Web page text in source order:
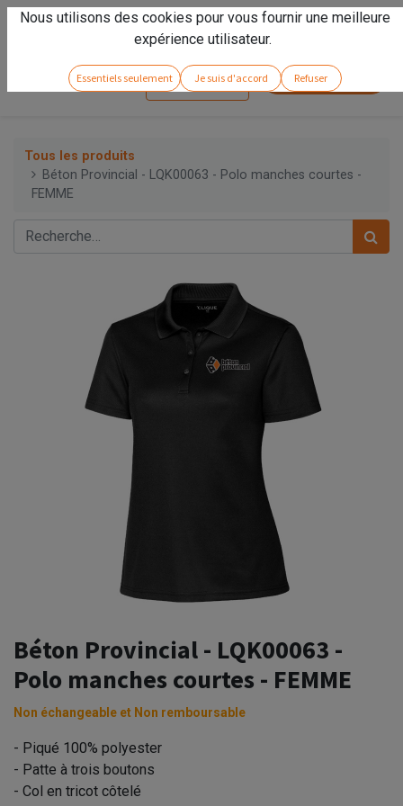
Vivez l'expérienceArseno!
Se connecter Service client
Tous les produits
Béton Provincial - LQK00063 - Polo manches courtes -
FEMME
Béton Provincial - LQK00063 -
Polo manches courtes - FEMME
Non échangeable et Non remboursable
- Piqué 100% polyester
- Patte à trois boutons
- Col en tricot côtelé
Nous utilisons des cookies pour vous fournir une meilleure
expérience utilisateur.
Essentiels seulement Je suis d'accord Refuser